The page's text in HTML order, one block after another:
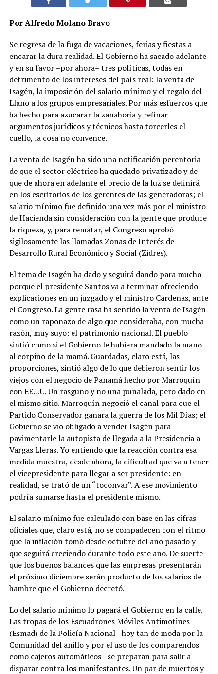
Por Alfredo Molano Bravo
Se regresa de la fuga de vacaciones, ferias y fiestas a
encarar la dura realidad. El Gobierno ha sacado adelante
y en su favor –por ahora– tres políticas, todas en
detrimento de los intereses del país real: la venta de
Isagén, la imposición del salario mínimo y el regalo del
Llano a los grupos empresariales. Por más esfuerzos que
ha hecho para azucarar la zanahoria y refinar
argumentos jurídicos y técnicos hasta torcerles el
cuello, la cosa no convence.
La venta de Isagén ha sido una notificación perentoria
de que el sector eléctrico ha quedado privatizado y de
que de ahora en adelante el precio de la luz se definirá
en los escritorios de los gerentes de las generadoras; el
salario mínimo fue definido una vez más por el ministro
de Hacienda sin consideración con la gente que produce
la riqueza, y, para rematar, el Congreso aprobó
sigilosamente las llamadas Zonas de Interés de
Desarrollo Rural Económico y Social (Zidres).
El tema de Isagén ha dado y seguirá dando para mucho
porque el presidente Santos va a terminar ofreciendo
explicaciones en un juzgado y el ministro Cárdenas, ante
el Congreso. La gente rasa ha sentido la venta de Isagén
como un raponazo de algo que consideraba, con mucha
razón, muy suyo: el patrimonio nacional. El pueblo
sintió como si el Gobierno le hubiera mandado la mano
al corpiño de la mamá. Guardadas, claro está, las
proporciones, sintió algo de lo que debieron sentir los
viejos con el negocio de Panamá hecho por Marroquín
con EE.UU. Un rasguño y no una puñalada, pero dado en
el mismo sitio. Marroquín negoció el canal para que el
Partido Conservador ganara la guerra de los Mil Días; el
Gobierno se vio obligado a vender Isagén para
pavimentarle la autopista de llegada a la Presidencia a
Vargas Lleras. Yo entiendo que la reacción contra esa
medida muestra, desde ahora, la dificultad que va a tener
el vicepresidente para llegar a ser presidente: en
realidad, se trató de un “toconvar”. A ese movimiento
podría sumarse hasta el presidente mismo.
El salario mínimo fue calculado con base en las cifras
oficiales que, claro está, no se compadecen con el ritmo
que la inflación tomó desde octubre del año pasado y
que seguirá creciendo durante todo este año. De suerte
que los buenos balances que las empresas presentarán
el próximo diciembre serán producto de los salarios de
hambre que el Gobierno decretó.
Lo del salario mínimo lo pagará el Gobierno en la calle.
Las tropas de los Escuadrones Móviles Antimotines
(Esmad) de la Policía Nacional –hoy tan de moda por la
Comunidad del anillo y por el uso de los comparendos
como cajeros automáticos– se preparan para salir a
disparar contra los manifestantes. Un par de muertos y